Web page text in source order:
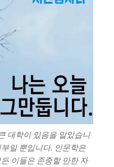
대학이 있음을 알았습니
일 뿐입니다. 인문학은
이들은 존중할 만한 자